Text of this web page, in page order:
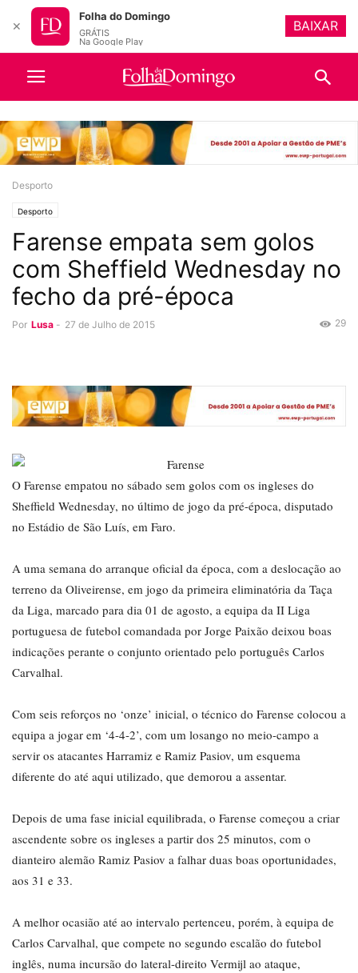
Desporto
Desporto
Farense empata sem golos
com Sheffield Wednesday no
fecho da pré-época
Por Lusa - 27 de Julho de 2015 29
O Farense empatou no sábado sem golos com os ingleses do
Sheffield Wednesday, no último de jogo da pré-época, disputado
no Estádio de São Luís, em Faro.
A uma semana do arranque oficial da época, com a deslocação ao
terreno da Oliveirense, em jogo da primeira eliminatória da Taça
da Liga, marcado para dia 01 de agosto, a equipa da II Liga
portuguesa de futebol comandada por Jorge Paixão deixou boas
indicações perante o conjunto orientado pelo português Carlos
Carvalhal.
Com seis reforços no ‘onze’ inicial, o técnico do Farense colocou a
equipa a jogar em ‘4-4-2’, com um losango no meio-campo a
servir os atacantes Harramiz e Ramiz Pasiov, um esquema
diferente do até aqui utilizado, que demorou a assentar.
Depois de uma fase inicial equilibrada, o Farense começou a criar
ascendente sobre os ingleses a partir dos 25 minutos, com o
dianteiro alemão Ramiz Pasiov a falhar duas boas oportunidades,
aos 31 e 33.
A melhor ocasião até ao intervalo pertenceu, porém, à equipa de
Carlos Carvalhal, que compete no segundo escalão do futebol
inglês, numa incursão do lateral-direito Vermijl ao ataque,
✕
Folha do Domingo
GRÁTIS
Na Google Play
BAIXAR